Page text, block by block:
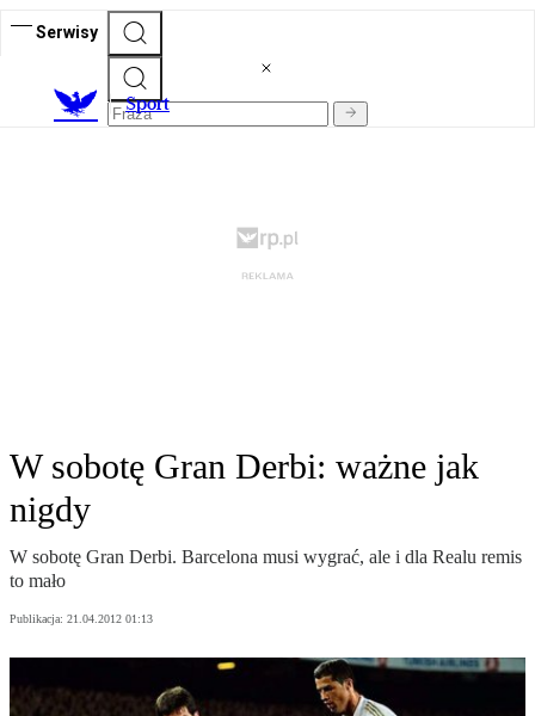
Serwisy
Sport
W sobotę Gran Derbi: ważne jak
nigdy
W sobotę Gran Derbi. Barcelona musi wygrać, ale i dla Realu remis
to mało
Publikacja: 21.04.2012 01:13